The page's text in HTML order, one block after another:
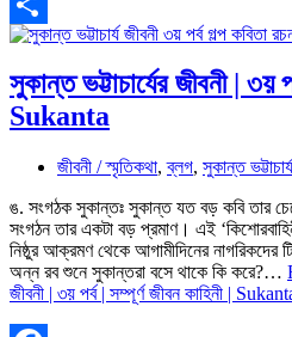
Share
সুকান্ত ভট্টাচার্যের জীবনী | ৩য়
Sukanta
জীবনী / স্মৃতিকথা,ব্লগ, সুকান্ত ভট্টাচার্য
ঙ. সংগঠক সুকান্তঃ সুকান্ত যত বড় কবি তার
সংগঠন তার একটা বড় প্রমাণ। এই
নিষ্ঠুর আক্রমণ থেকে আগামীদিনের নাগরিকদের
অন্ন রব শুনে সুকান্তরা বসে থাকে কি করে?…
জীবনী | ৩য় পর্ব | সম্পূর্ণ জীবন কাহিনী |